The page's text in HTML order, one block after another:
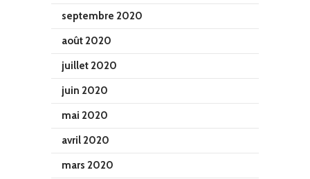
septembre 2020
août 2020
juillet 2020
juin 2020
mai 2020
avril 2020
mars 2020